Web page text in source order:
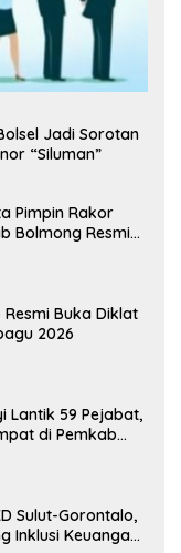
Jadi Sorotan
“Siluman”
Pimpin Rakor
Bolmong Resmi
Buka Diklat
2026
Lantik 59 Pejabat,
di Pemkab
Sulut-Gorontalo,
Inklusi Keuangan